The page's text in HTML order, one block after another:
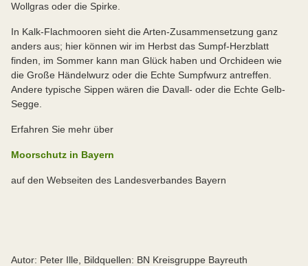
Wollgras oder die Spirke.
In Kalk-Flachmooren sieht die Arten-Zusammensetzung ganz
anders aus; hier können wir im Herbst das Sumpf-Herzblatt
finden, im Sommer kann man Glück haben und Orchideen wie
die Große Händelwurz oder die Echte Sumpfwurz antreffen.
Andere typische Sippen wären die Davall- oder die Echte Gelb-
Segge.
Erfahren Sie mehr über
Moorschutz in Bayern
auf den Webseiten des Landesverbandes Bayern
Autor: Peter Ille, Bildquellen: BN Kreisgruppe Bayreuth